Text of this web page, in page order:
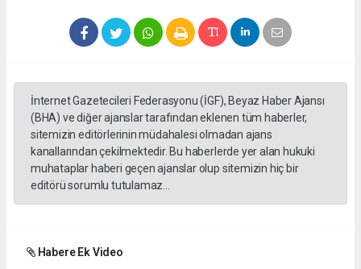
İnternet Gazetecileri Federasyonu (İGF), Beyaz Haber Ajansı
(BHA) ve diğer ajanslar tarafından eklenen tüm haberler,
sitemizin editörlerinin müdahalesi olmadan ajans
kanallarından çekilmektedir. Bu haberlerde yer alan hukuki
muhataplar haberi geçen ajanslar olup sitemizin hiç bir
editörü sorumlu tutulamaz...
Habere Ek Video